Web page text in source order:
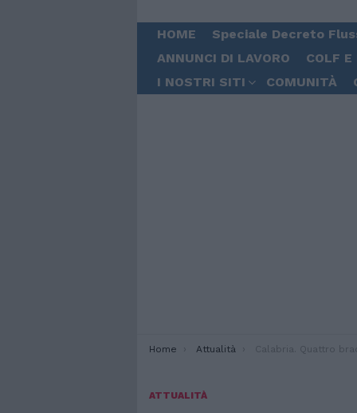
HOME Speciale Decreto
ANNUNCI DI LAVORO
COLF
I NOSTRI SITI
COMUNITÀ
You are here:
Home Attualità Calabria. Quattro braccianti migranti bruciati vivi: fermati due uomini. Il
ATTUALITÀ